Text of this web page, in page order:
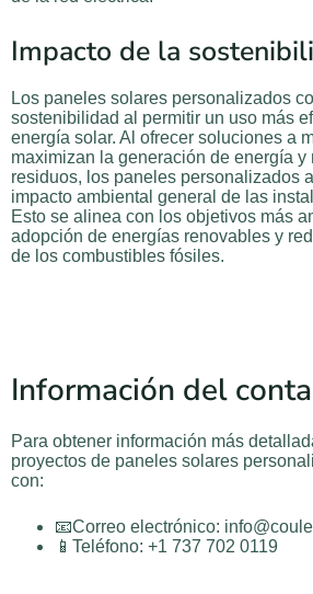
Impacto de la
Los paneles solares personalizados
sostenibilidad al permitir un uso más
energía solar. Al ofrecer soluciones a
maximizan la generación de energía y
residuos, los paneles personalizados
impacto ambiental general de las
Esto se alinea con los objetivos más
adopción de energías renovables y
de los combustibles fósiles.
Información del
Para obtener información más
proyectos de paneles solares
con:
📧Correo electrónico:
📱Teléfono: +1 737 702 0119